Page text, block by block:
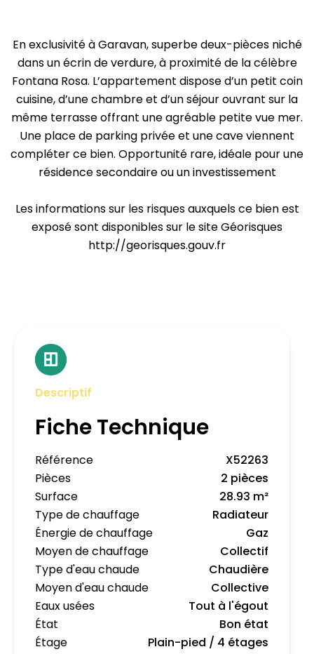
En exclusivité à Garavan, superbe deux-pièces niché
dans un écrin de verdure, à proximité de la célèbre
Fontana Rosa. L’appartement dispose d’un petit coin
cuisine, d’une chambre et d’un séjour ouvrant sur la
même terrasse offrant une agréable petite vue mer.
Une place de parking privée et une cave viennent
compléter ce bien. Opportunité rare, idéale pour une
résidence secondaire ou un investissement
Les informations sur les risques auxquels ce bien est
exposé sont disponibles sur le site Géorisques
http://georisques.gouv.fr
Descriptif
Fiche Technique
Référence
X52263
Pièces
2 pièces
Surface
28.93 m²
Type de chauffage
Radiateur
Énergie de chauffage
Gaz
Moyen de chauffage
Collectif
Type d'eau chaude
Chaudière
Moyen d'eau chaude
Collective
Eaux usées
Tout à l'égout
État
Bon état
Étage
Plain-pied / 4 étages